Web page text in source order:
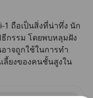
ถือเป็นสิ่งที่น่าทึ่ง นัก
กรรม โดยพบหลุมฝัง
าจถูกใช้ในการทำ
ลี้ยงของคนชั้นสูงใน